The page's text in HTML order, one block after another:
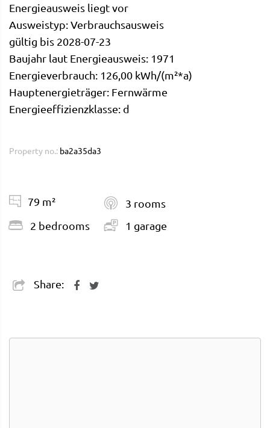
Energieausweis liegt vor
Ausweistyp: Verbrauchsausweis
gültig bis 2028-07-23
Baujahr laut Energieausweis: 1971
Energieverbrauch: 126,00 kWh/(m²*a)
Hauptenergieträger: Fernwärme
Energieeffizienzklasse: d
Property no.: ba2a35da3
79 m²
2 bedrooms
3 rooms
1 garage
Share: